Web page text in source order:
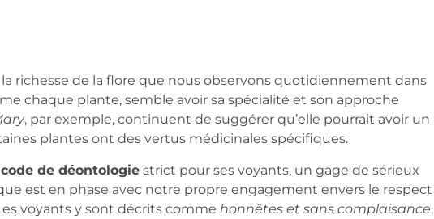
richesse de la flore que nous observons quotidiennement dans
chaque plante, semble avoir sa spécialité et son approche
, par exemple, continuent de suggérer qu’elle pourrait avoir un
plantes ont des vertus médicinales spécifiques.
code de déontologiestrict pour ses voyants, un gage de sérieux
est en phase avec notre propre engagement envers le respect
voyants y sont décrits comme honnêtes et sans complaisance,